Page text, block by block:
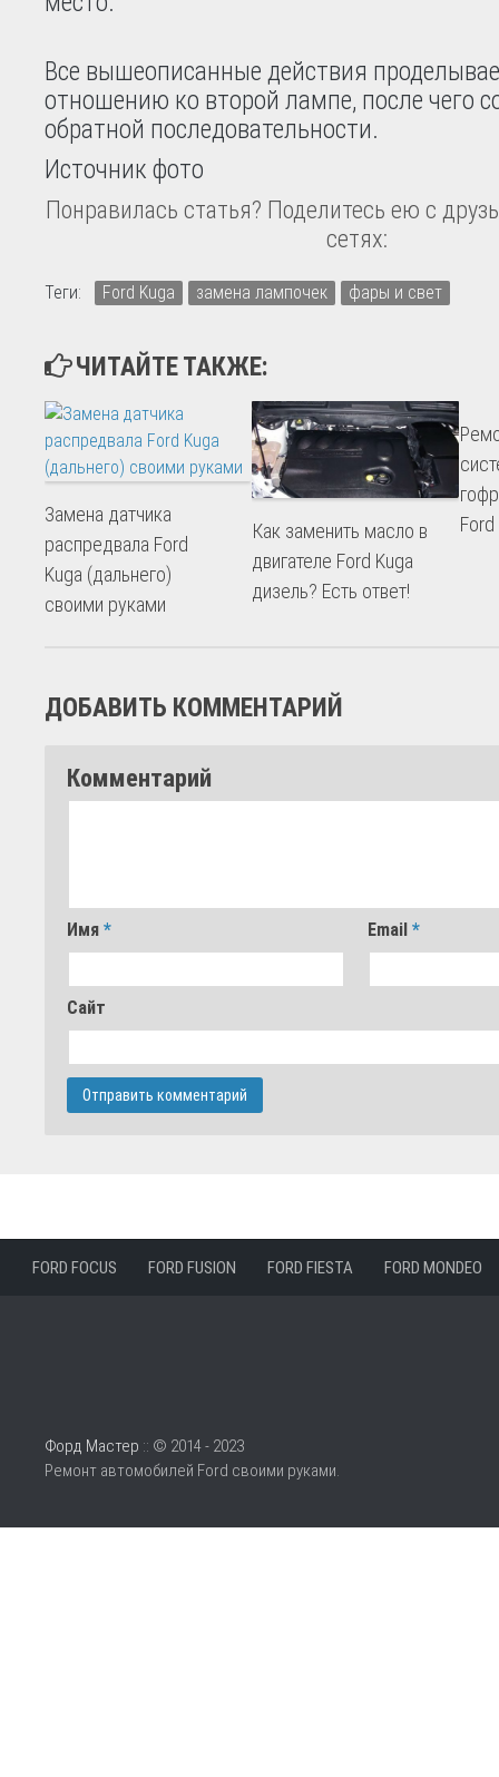
Все вышеописанные действия
отношению ко второй лампе, после чего
обратной последовательности.
Источник фото
Понравилась статья? Поделитесь ею с
сетях:
Теги: Ford Kuga замена лампочек фары и свет
ЧИТАЙТЕ ТАКЖЕ:
Замена датчика
распредвала Ford
Kuga (дальнего)
своими руками
Как заменить масло в
двигателе Ford Kuga
дизель? Есть ответ!
Ford
ДОБАВИТЬ КОММЕНТАРИЙ
Комментарий
Имя * Email*
Сайт
FORD FOCUS FORD FUSION FORD FIESTA FORD MONDEO
Форд Мастер :: © 2014 - 2023
Ремонт автомобилей Ford своими руками.